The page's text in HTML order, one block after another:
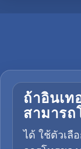
ถ้าอินเ
สามารถ
ได้ ใช้ตัวเลื